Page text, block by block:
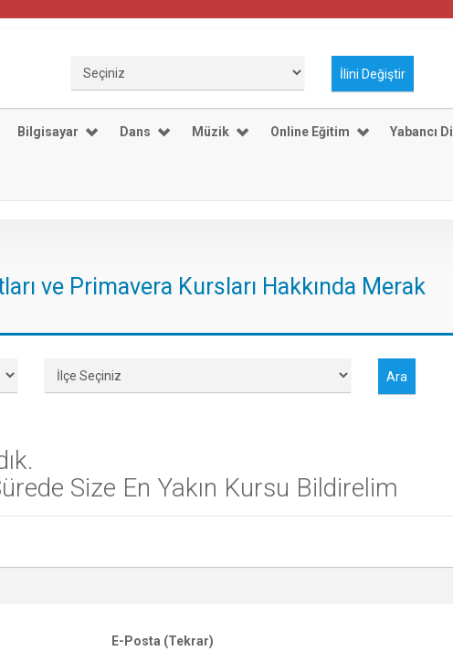
Bilgisayar Dans Müzik Online Eğitim Yabancı Dil
ve Primavera Kursları Hakkında Merak
Size En Yakın Kursu Bildirelim
E-Posta (Tekrar)